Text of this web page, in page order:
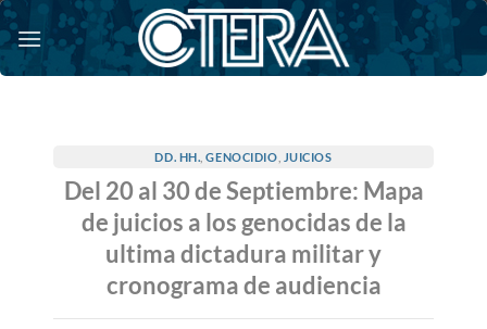
Saltar
al
contenido
DD. HH. ,GENOCIDIO JUICIOS
Del 20 al 30 de Septiembre: Mapa
de juicios a los genocidas de la
ultima dictadura militar y
cronograma de audiencia